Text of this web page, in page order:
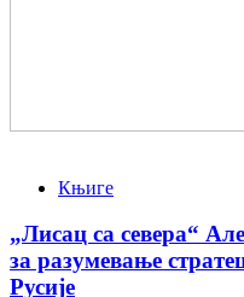
Књиге
„Лисац са севера“
за разумевање
Русије